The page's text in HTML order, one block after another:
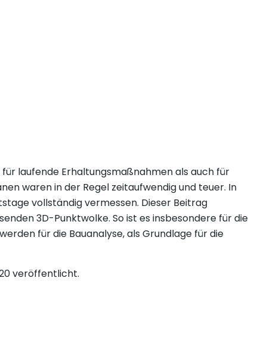
laufende Erhaltungsmaßnahmen als auch für
waren in der Regel zeitaufwendig und teuer. In
vollständig vermessen. Dieser Beitrag
3D-Punktwolke. So ist es insbesondere für die
für die Bauanalyse, als Grundlage für die
veröffentlicht.